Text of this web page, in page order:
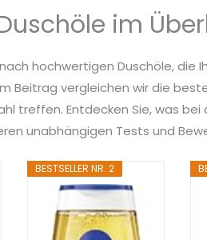
im
hochwertigen Duschöle, die
Beitrag vergleichen wir die
treffen. Entdecken Sie, was bei
unabhängigen Tests und
BESTSELLER NR. 2